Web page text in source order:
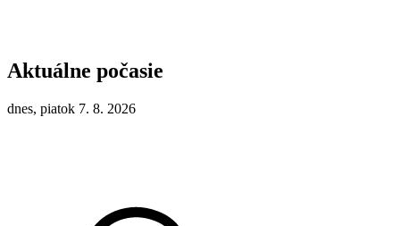
Aktuálne počasie
dnes, piatok 7. 8. 2026